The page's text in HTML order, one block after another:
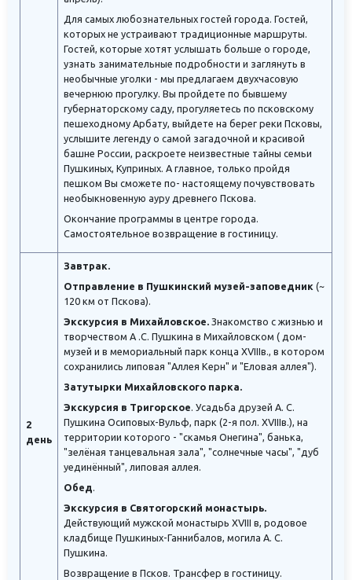
Для самых любознательных гостей города. Гостей,
которых не устраивают традиционные маршруты.
Гостей, которые хотят услышать больше о городе,
узнать занимательные подробности и заглянуть в
необычные уголки - мы предлагаем двухчасовую
вечернюю прогулку. Вы пройдете по бывшему
губернаторскому саду, прогуляетесь по псковскому
пешеходному Арбату, выйдете на берег реки Псковы,
услышите легенду о самой загадочной и красивой
башне России, раскроете неизвестные тайны семьи
Пушкиных, Куприных. А главное, только пройдя
пешком Вы сможете по- настоящему почувствовать
необыкновенную ауру древнего Пскова.
Окончание программы в центре города.
Самостоятельное возвращение в гостиницу.
2
день
Завтрак.
Отправление в Пушкинский музей-заповедник (~
120 км от Пскова).
Экскурсия в Михайловское. Знакомство с жизнью и
творчеством А .С. Пушкина в Михайловском ( дом-
музей и в мемориальный парк конца XVIIIв., в котором
сохранились липовая "Аллея Керн" и "Еловая аллея").
Затутырки Михайловского парка.
Экскурсия в Тригорское. Усадьба друзей А. С.
Пушкина Осиповых-Вульф, парк (2-я пол. XVIIIв.), на
территории которого - "скамья Онегина", банька,
"зелёная танцевальная зала", "солнечные часы", "дуб
уединённый", липовая аллея.
Обед.
Экскурсия в Святогорский монастырь.
Действующий мужской монастырь XVIII в, родовое
кладбище Пушкиных-Ганнибалов, могила А. С.
Пушкина.
Возвращение в Псков. Трансфер в гостиницу.